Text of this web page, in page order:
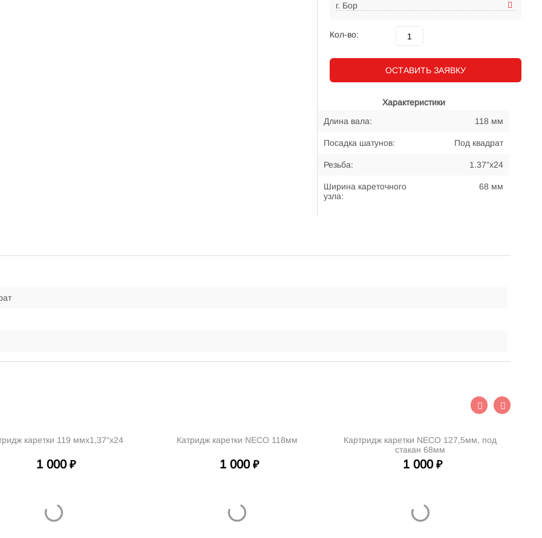
г. Бор
Кол-во:
ОСТАВИТЬ ЗАЯВКУ
Характеристики
Длина вала:
118 мм
Посадка шатунов: Под квадрат
Резьба: 1.37"х24
Ширина кареточного
узла:
68 мм
каретки 119 ммх1,37"х24
1 000 ₽
Катридж каретки NECO 118мм
1 000 ₽
Картридж каретки NECO 127,5мм, под
стакан 68мм
1 000 ₽